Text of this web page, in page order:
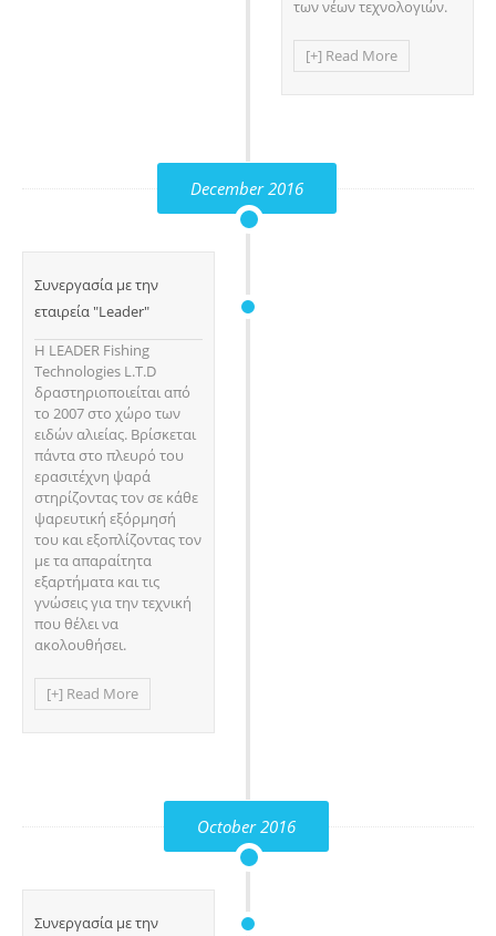
των νέων τεχνολογιών.
[+] Read More
December 2016
Συνεργασία με την
εταιρεία "Leader"
Η LEADER Fishing
Technologies L.T.D
δραστηριοποιείται από
το 2007 στο χώρο των
ειδών αλιείας. Βρίσκεται
πάντα στο πλευρό του
ερασιτέχνη ψαρά
στηρίζοντας τον σε κάθε
ψαρευτική εξόρμησή
του και εξοπλίζοντας τον
με τα απαραίτητα
εξαρτήματα και τις
γνώσεις για την τεχνική
που θέλει να
ακολουθήσει.
[+] Read More
October 2016
Συνεργασία με την